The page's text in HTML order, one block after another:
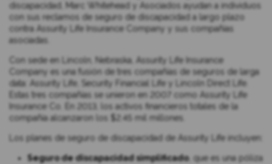
discapacidad, Marc Whitehead y Asociados ayudan a individuos
con sus reclamos de seguro de discapacidad a largo plazo
contra Assurity Life Insurance Company y sus compañías
asociadas.
Con sede en Lincoln, Nebraska, Assurity Life Insurance
Company es una fusión de tres compañías de seguros de larga
data: Assurity Life, Security Financial Life y Lincoln Direct Life.
Estas tres compañías se unieron en 2007 como Assurity Life
Insurance Co. En 2013, los activos financieros totales de la
compañía alcanzaron los $2.45 mil millones.
Los planes de seguro de discapacidad de Assurity Life incluyen:
Seguro de discapacidad simplificado, que es una póliza